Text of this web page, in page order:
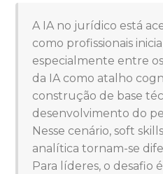
A IA no jurídico está
como profissionais
especialmente entre
da IA como atalho
construção de base
desenvolvimento do
Nesse cenário, soft
analítica tornam-se
Para líderes, o desafio